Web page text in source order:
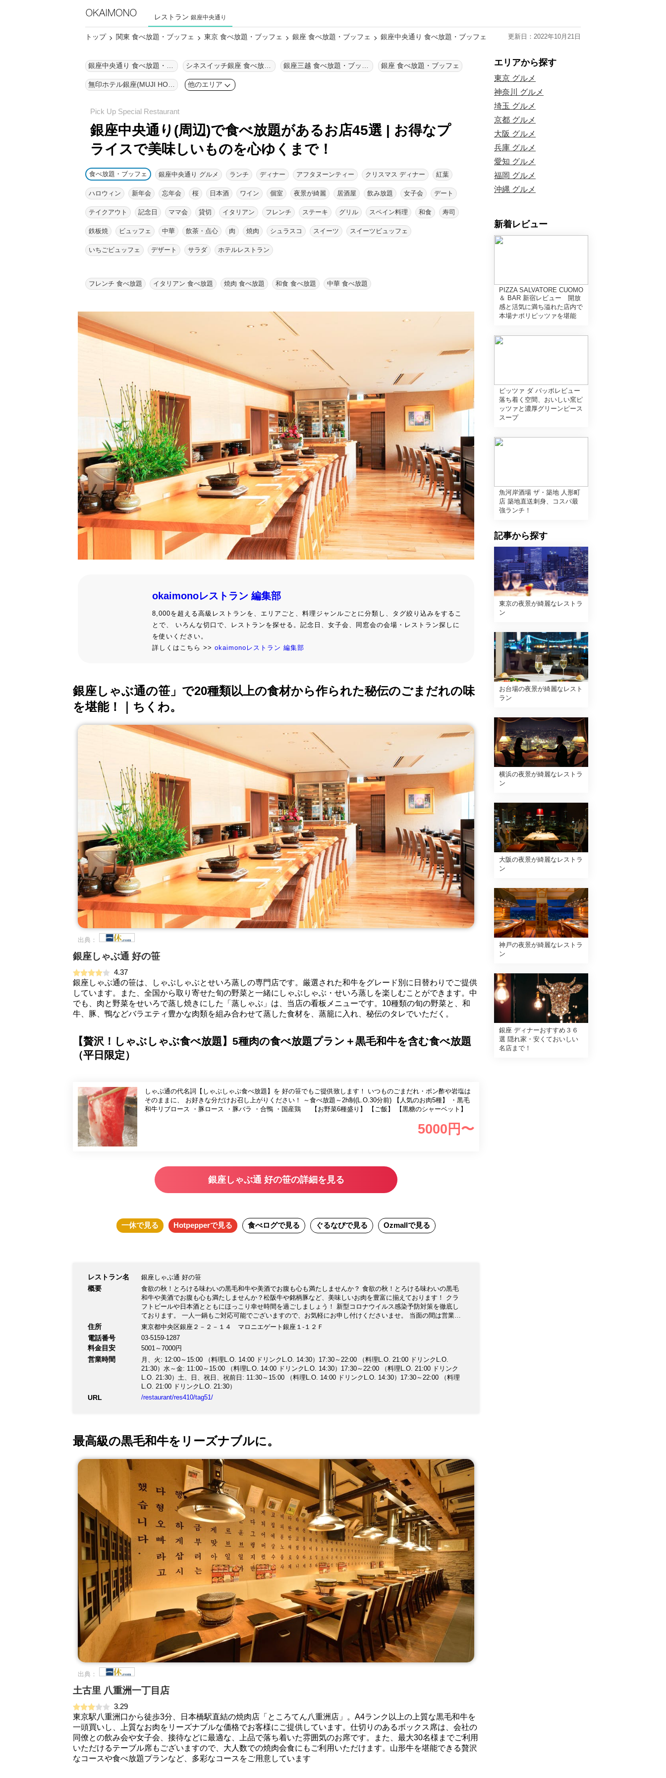
レストラン 銀座中央通り
トップ 関東 食べ放題・ブッフェ 東京 食べ放題・ブッフェ 銀座 食べ放題・ブッフェ 銀座中央通り 食べ放題・ブッフェ 更新日：2022年10月21日
銀座 食べ放題・ブッフェ
他のエリア
銀座中央通り(周辺)で食べ放題があるお店45選 | お得なプ
ライスで美味しいものを心ゆくまで！
食べ放題・ブッフェ 銀座中央通り グルメ ランチ ディナー アフタヌーンティー クリスマス ディナー 紅葉
ハロウィン 新年会 忘年会 桜 日本酒 ワイン 個室 夜景が綺麗 居酒屋 飲み放題 女子会 デート
テイクアウト 記念日 ママ会 貸切 イタリアン フレンチ ステーキ グリル スペイン料理 和食 寿司
鉄板焼 ビュッフェ 中華 飲茶・点心 肉 焼肉 シュラスコ スイーツ スイーツビュッフェ
いちごビュッフェ デザート サラダ ホテルレストラン
フレンチ 食べ放題 イタリアン 食べ放題 焼肉 食べ放題 和食 食べ放題 中華 食べ放題
okaimonoレストラン 編集部
8,000を超える高級レストランを、エリアごと、料理ジャンルごとに分類し、タグ絞り込みをするこ
とで、 いろんな切口で、レストランを探せる。記念日、女子会、同窓会の会場・レストラン探しに
を使いください。
詳しくはこちら >> okaimonoレストラン 編集部
銀座しゃぶ通の笹」で20種類以上の食材から作られた秘伝のごまだれの味
を堪能！｜ちくわ。
出典：
銀座しゃぶ通 好の笹
4.37
銀座しゃぶ通の笹は、しゃぶしゃぶとせいろ蒸しの専門店です。厳選された和牛をグレード別に日替わりでご提供
しています。また、全国から取り寄せた旬の野菜と一緒にしゃぶしゃぶ・せいろ蒸しを楽しむことができます。中
でも、肉と野菜をせいろで蒸し焼きにした「蒸しゃぶ」は、当店の看板メニューです。10種類の旬の野菜と、和
牛、豚、鴨などバラエティ豊かな肉類を組み合わせて蒸した食材を、蒸籠に入れ、秘伝のタレでいただく。
【贅沢！しゃぶしゃぶ食べ放題】5種肉の食べ放題プラン＋黒毛和牛を含む食べ放題
（平日限定）
しゃぶ通の代名詞【しゃぶしゃぶ食べ放題】を 好の笹でもご提供致します！ いつものごまだれ・ポン酢や岩塩は
そのままに、 お好きな分だけお召し上がりください！ ～食べ放題～2h制(L.O.30分前) 【人気のお肉5種】 ・黒毛
和牛リブロース ・豚ロース ・豚バラ ・合鴨 ・国産鶏 【お野菜6種盛り】 【ご飯】 【黒糖のシャーベット】
5000 円〜
銀座しゃぶ通 好の笹の詳細を見る
一休で見る Hotpepperで見る 食べログで見る ぐるなびで見る Ozmallで見る
レストラン名 銀座しゃぶ通 好の笹
概要
食欲の秋！とろける味わいの黒毛和牛や美酒でお腹も心も満たしませんか？ 食欲の秋！とろける味わいの黒毛
和牛や美酒でお腹も心も満たしませんか？松阪牛や銘柄豚など、美味しいお肉を豊富に揃えております！ クラ
フトビールや日本酒とともにほっこり幸せ時間を過ごしましょう！ 新型コロナウイルス感染予防対策を徹底し
ております。 一人一鍋もご対応可能でございますので、お気軽にお申し付けくださいませ。 当面の間は営業時
間を短縮させて頂きますがご理解賜りたく存じます。 ランチ 12：00～15：00 (Lo 14：00)※土日祝日は11：30
オープン ディナー 17：30～22：00 (Lo 21：00) 衛生対策の詳細は以下をご覧下さい https://www.cardinal-
japan.com/restaurant/yoshinosasa/ 今後ともご愛顧賜ります様お願い申し上げます
住所 東京都中央区銀座２－２－１４ マロニエゲート銀座１-１２Ｆ
電話番号 03-5159-1287
料金目安 5001～7000円
営業時間
月、火: 12:00～15:00 （料理L.O. 14:00 ドリンクL.O. 14:30）17:30～22:00 （料理L.O. 21:00 ドリンクL.O.
21:30）水～金: 11:00～15:00 （料理L.O. 14:00 ドリンクL.O. 14:30）17:30～22:00 （料理L.O. 21:00 ドリンク
L.O. 21:30）土、日、祝日、祝前日: 11:30～15:00 （料理L.O. 14:00 ドリンクL.O. 14:30）17:30～22:00 （料理
L.O. 21:00 ドリンクL.O. 21:30）
URL /restaurant/res410/tag51/
最高級の黒毛和牛をリーズナブルに。
出典：
土古里 八重洲一丁目店
3.29
東京駅八重洲口から徒歩3分、日本橋駅直結の焼肉店「ところてん八重洲店」。A4ランク以上の上質な黒毛和牛を
一頭買いし、上質なお肉をリーズナブルな価格でお客様にご提供しています。仕切りのあるボックス席は、会社の
同僚との飲み会や女子会、接待などに最適な、上品で落ち着いた雰囲気のお席です。また、最大30名様までご利用
いただけるテーブル席もございますので、大人数での焼肉会食にもご利用いただけます。山形牛を堪能できる贅沢
なコースや食べ放題プランなど、多彩なコースをご用意しています
エリアから探す
東京 グルメ
神奈川 グルメ
埼玉 グルメ
京都 グルメ
大阪 グルメ
兵庫 グルメ
愛知 グルメ
福岡 グルメ
沖縄 グルメ
新着レビュー
PIZZA SALVATORE CUOMO
＆ BAR 新宿レビュー 開放
感と活気に満ち溢れた店内で
本場ナポリピッツァを堪能
ピッツァ ダ バッボレビュー
落ち着く空間、おいしい窯ピ
ッツァと濃厚グリーンピース
スープ
魚河岸酒場 ザ・築地 人形町
店 築地直送刺身、コスパ最
強ランチ！
記事から探す
東京の夜景が綺麗なレストラ
ン
お台場の夜景が綺麗なレスト
ラン
横浜の夜景が綺麗なレストラ
ン
大阪の夜景が綺麗なレストラ
ン
神戸の夜景が綺麗なレストラ
ン
銀座 ディナーおすすめ３６
選 隠れ家・安くておいしい
名店まで！